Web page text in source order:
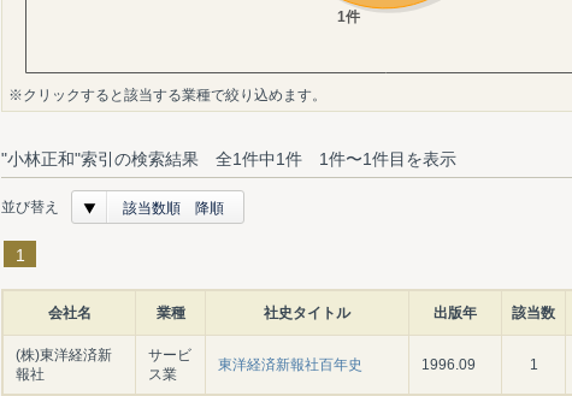
※クリックすると該当する業種で絞り込めます。
"小林正和"索引の検索結果 全1件中1件 1件〜1件目を表示
並び替え 該当数順 降順
1
会社名 業種 社史タイトル 出版年 該当数
(株)東洋経済新
報社
サービ
ス業
東洋経済新報社百年史 1996.09 1